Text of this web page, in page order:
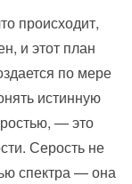
происходит,
и этот план
по мере
истинную
— это
Серость не
спектра — она